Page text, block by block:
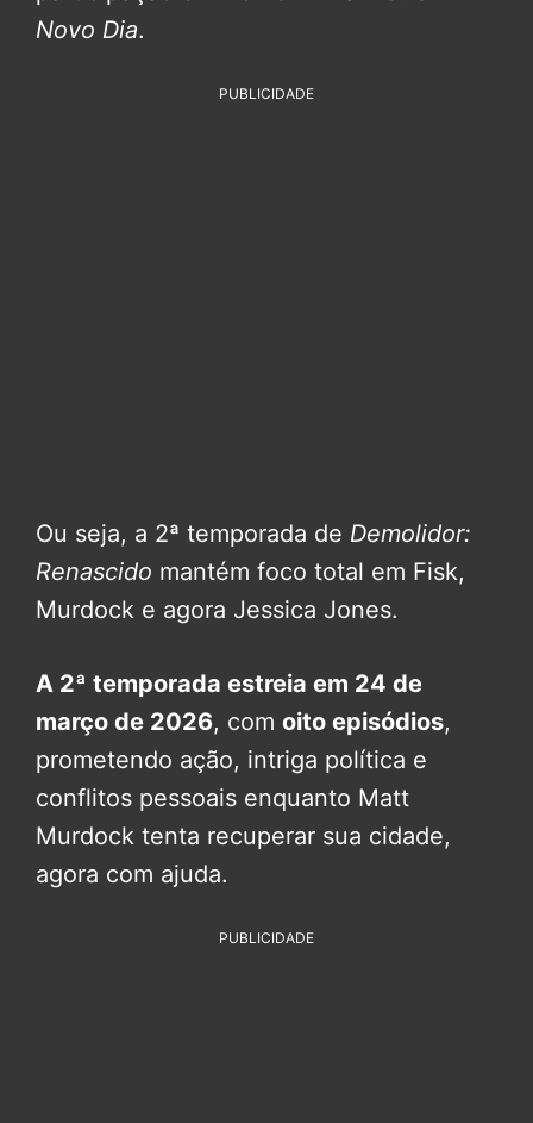
Novo Dia.
PUBLICIDADE
Ou seja, a 2ª temporada de Demolidor:
Renascido mantém foco total em Fisk,
Murdock e agora Jessica Jones.
A 2ª temporada estreia em 24 de
março de 2026, com oito episódios,
prometendo ação, intriga política e
conflitos pessoais enquanto Matt
Murdock tenta recuperar sua cidade,
agora com ajuda.
PUBLICIDADE